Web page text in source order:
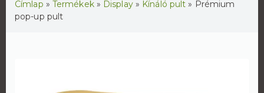
Jelenlegi hely
Címlap » Termékek » Display » Kínáló pult » Prémium
pop-up pult